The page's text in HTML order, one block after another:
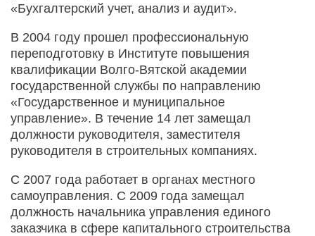
«Бухгалтерский учет, анализ и аудит».
В 2004 году прошел профессиональную
переподготовку в Институте повышения
квалификации Волго-Вятской академии
государственной службы по направлению
«Государственное и муниципальное
управление». В течение 14 лет замещал
должности руководителя, заместителя
руководителя в строительных компаниях.
С 2007 года работает в органах местного
самоуправления. С 2009 года замещал
должность начальника управления единого
заказчика в сфере капитального строительства